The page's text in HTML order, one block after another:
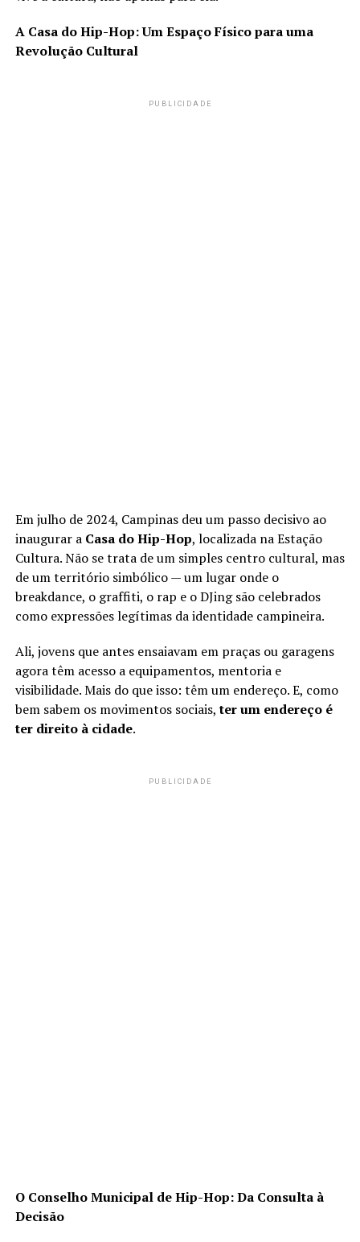
A Casa do Hip-Hop: Um Espaço Físico para uma
Revolução Cultural
PUBLICIDADE
Em julho de 2024, Campinas deu um passo decisivo ao
inaugurar a Casa do Hip-Hop, localizada na Estação
Cultura. Não se trata de um simples centro cultural, mas
de um território simbólico — um lugar onde o
breakdance, o graffiti, o rap e o DJing são celebrados
como expressões legítimas da identidade campineira.
Ali, jovens que antes ensaiavam em praças ou garagens
agora têm acesso a equipamentos, mentoria e
visibilidade. Mais do que isso: têm um endereço. E, como
bem sabem os movimentos sociais,ter um endereço é
ter direito à cidade.
PUBLICIDADE
O Conselho Municipal de Hip-Hop: Da Consulta à
Decisão